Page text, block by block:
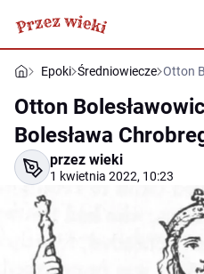
Epoki Średniowiecze Otton
Otton
Bolesława
przez wieki
1 kwietnia 2022, 10:23